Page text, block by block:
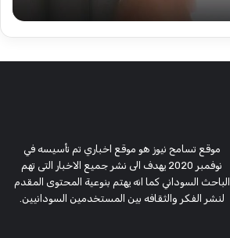
موقع تسامح نيوز هو موقع اخباري تم تأسيسه في
نوفمبر 2020 يهدف الى نشر جميع الاخبار التى تهم
الباحث السوداني كما انه يهتم بنوعية المحتوى المقدم
لنشر الفكر والثقافه بين المستخدمين السودانيين.